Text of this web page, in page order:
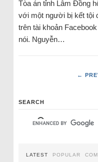
Tòa án tỉnh Lâm Đồng
với một người bị kết tội
trên tài khoản
nói. Nguyễn…
←
SEARCH
LATEST POPULAR